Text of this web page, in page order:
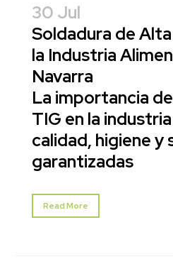
30 Jul
Soldadura de
la Industria
Navarra
La importancia
TIG en la
calidad, higiene y
garantizadas
Read More